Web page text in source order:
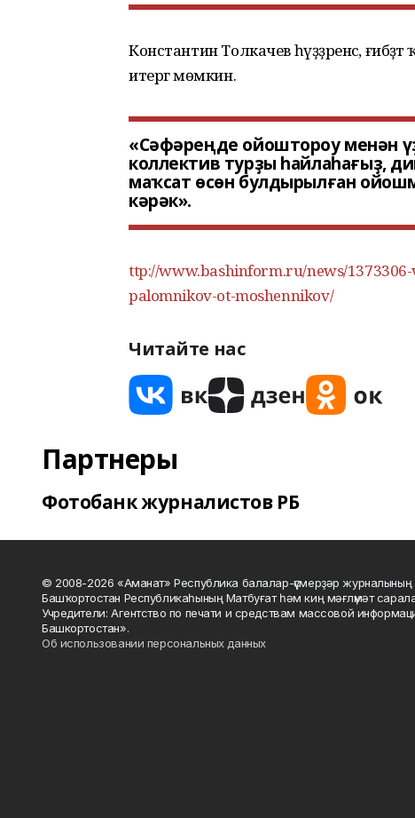
Константин Толкачев һүҙҙәренсә,
итергә мөмкин.
«Сәфәреңде ойоштороу менән
коллектив турҙы һайлаһағыҙ,
маҡсат өсөн булдырылған
кәрәк».
ttp://www.bashinform.ru/news/
palomnikov-ot-moshennikov/
Читайте нас
Партнеры
Фотобанк журналистов РБ
© 2008-2026 «Аманат» Республика балалар-үҫмерҙәр
Башҡортостан Республикаһының Матбуғат һәм киң мәғлүмәт
Учредители: Агентство по печати и средствам массовой
Башкортостан».
Об использовании персональных данных